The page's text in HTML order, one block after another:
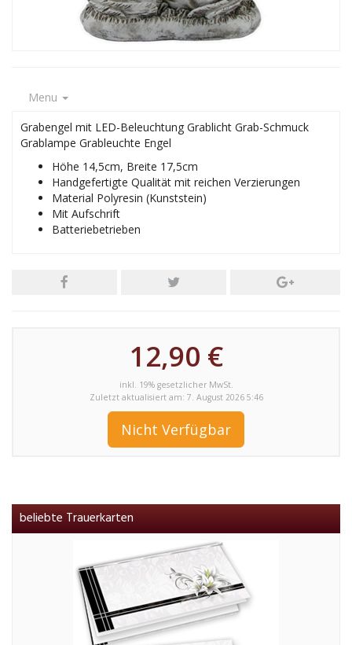
Menu
Grabengel mit LED-Beleuchtung Grablicht Grab-Schmuck
Grablampe Grableuchte Engel
Höhe 14,5cm, Breite 17,5cm
Handgefertigte Qualität mit reichen Verzierungen
Material Polyresin (Kunststein)
Mit Aufschrift
Batteriebetrieben
12,90 €
inkl. 19% gesetzlicher MwSt.
Zuletzt aktualisiert am: 7. August 2026 5:46
Nicht Verfügbar
beliebte Trauerkarten